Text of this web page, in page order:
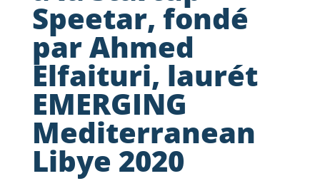
Speetar, fondé
par Ahmed
Elfaituri, laurét
EMERGING
Mediterranean
Libye 2020